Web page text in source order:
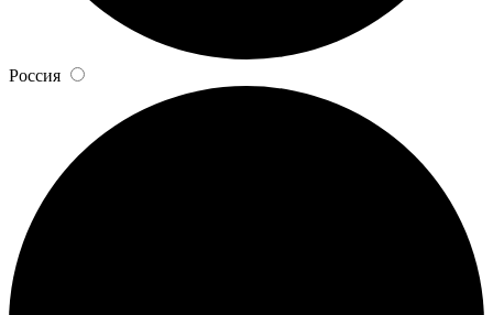
Россия